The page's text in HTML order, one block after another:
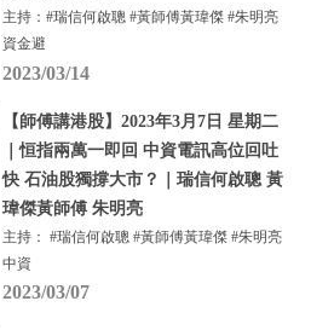
主持：#瑞信何啟聰 #黃師傅黃瑋傑 #朱明亮
資金避
2023/03/14
【師傅講港股】2023年3月7日 星期二
｜恒指兩萬一即回 中資電訊高位回吐
快 石油股獨撐大市？｜瑞信何啟聰 黃
瑋傑黃師傅 朱明亮
主持： #瑞信何啟聰 #黃師傅黃瑋傑 #朱明亮
中資
2023/03/07